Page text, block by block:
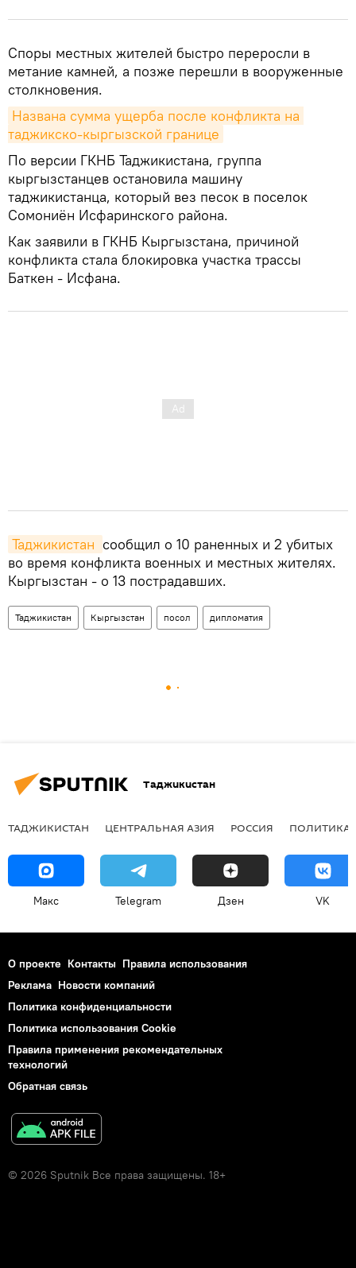
Споры местных жителей быстро переросли в
метание камней, а позже перешли в вооруженные
столкновения.
Названа сумма ущерба после конфликта на
таджикско-кыргызской границе
По версии ГКНБ Таджикистана, группа
кыргызстанцев остановила машину
таджикистанца, который вез песок в поселок
Сомониён Исфаринского района.
Как заявили в ГКНБ Кыргызстана, причиной
конфликта стала блокировка участка трассы
Баткен - Исфана.
Таджикистан сообщил о 10 раненных и 2 убитых
во время конфликта военных и местных жителях.
Кыргызстан - о 13 пострадавших.
Таджикистан Кыргызстан посол дипломатия
Таджикистан
ТАДЖИКИСТАН ЦЕНТРАЛЬНАЯ АЗИЯ РОССИЯ ПОЛИТИКА
Макс Telegram Дзен VK
О проекте Контакты Правила использования
Реклама Новости компаний
Политика конфиденциальности
Политика использования Cookie
Правила применения рекомендательных
технологий
Обратная связь
© 2026 Sputnik Все права защищены. 18+